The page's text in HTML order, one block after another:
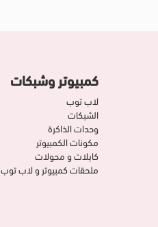
كمبيوتر وشبكات
لاب توب
الشبكات
وحدات الذاكرة
مكونات الكمبيوتر
كابلات و محولات
ملحقات كمبيوتر و لاب توب